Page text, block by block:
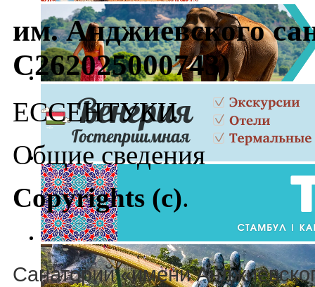
им. Анджиевского
С262025000743)
ЕССЕНТУКИ
Общие сведения
Copyrights (c).
Санаторий «имени